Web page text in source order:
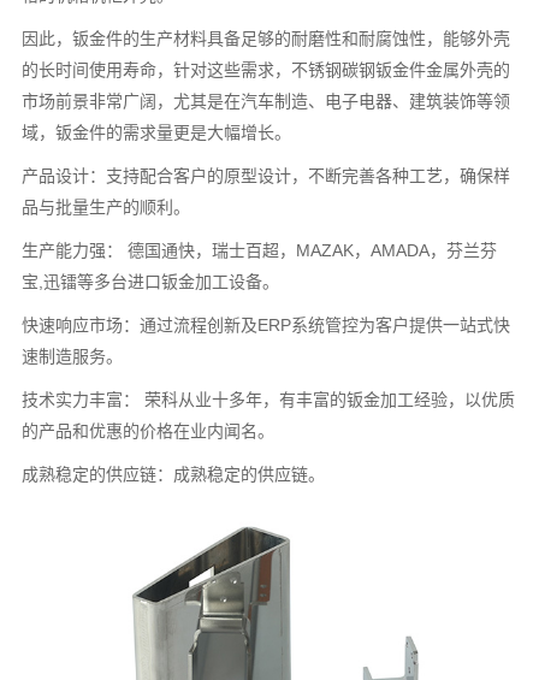
因此，钣金件的生产材料具备足够的耐磨性和耐腐蚀性，能够外壳
的长时间使用寿命，针对这些需求，不锈钢碳钢钣金件金属外壳的
市场前景非常广阔，尤其是在汽车制造、电子电器、建筑装饰等领
域，钣金件的需求量更是大幅增长。
产品设计：支持配合客户的原型设计，不断完善各种工艺，确保样
品与批量生产的顺利。
生产能力强： 德国通快，瑞士百超，MAZAK，AMADA，芬兰芬
宝,迅镭等多台进口钣金加工设备。
快速响应市场：通过流程创新及ERP系统管控为客户提供一站式快
速制造服务。
技术实力丰富： 荣科从业十多年，有丰富的钣金加工经验，以优质
的产品和优惠的价格在业内闻名。
成熟稳定的供应链：成熟稳定的供应链。